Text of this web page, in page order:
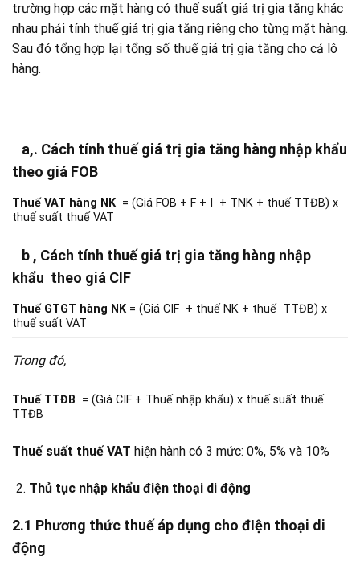
trường hợp các mặt hàng có thuế suất giá trị gia tăng khác
nhau phải tính thuế giá trị gia tăng riêng cho từng mặt hàng.
Sau đó tổng hợp lại tổng số thuế giá trị gia tăng cho cả lô
hàng.
a,. Cách tính thuế giá trị gia tăng hàng nhập khẩu
theo giá FOB
Thuế VAT hàng NK = (Giá FOB + F + I + TNK + thuế TTĐB) x
thuế suất thuế VAT
b , Cách tính thuế giá trị gia tăng hàng nhập
khẩu theo giá CIF
Thuế GTGT hàng NK = (Giá CIF + thuế NK + thuế TTĐB) x
thuế suất VAT
Trong đó,
Thuế TTĐB = (Giá CIF + Thuế nhập khẩu) x thuế suất thuế
TTĐB
Thuế suất thuế VAT hiện hành có 3 mức: 0%, 5% và 10%
Thủ tục nhập khẩu điện thoại di động
2.1 Phương thức thuế áp dụng cho đIện thoại di
động